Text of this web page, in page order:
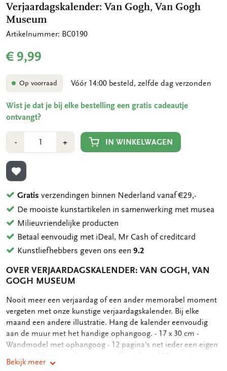
Verjaardagskalender: Van Gogh, Van Gogh
Museum
Artikelnummer: BC0190
€ 9,99
Op voorraad Vóór 14:00 besteld, zelfde dag verzonden
Wist je dat je bij elke bestelling een gratis cadeautje
ontvangt?
-Min
1
+Plus
1
IN WINKELWAGEN
TOEVOEGEN AAN VERLANGLIJST
Gratis verzendingen binnen Nederland vanaf €29,-
De mooiste kunstartikelen in samenwerking met musea
Milieuvriendelijke producten
Betaal eenvoudig met iDeal, Mr Cash of creditcard
Kunstliefhebbers geven ons een9.2
OVER VERJAARDAGSKALENDER: VAN GOGH, VAN
GOGH MUSEUM
OMSCHRIJVING
Nooit meer een verjaardag of een ander memorabel moment
vergeten met onze kunstige verjaardagskalender. Bij elke
maand een andere illustratie. Hang de kalender eenvoudig
aan de muur met het handige ophangoog. - 17 x 30 cm -
Wandmodel met ophangoog - 12 pagina's net ieder een eigen
offwhite papier - 162 gram
Bekijk meer